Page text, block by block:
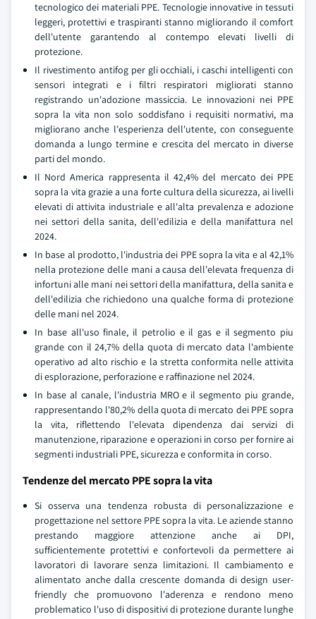
tecnologico dei materiali PPE. Tecnologie innovative in tessuti
leggeri, protettivi e traspiranti stanno migliorando il comfort
dell'utente garantendo al contempo elevati livelli di
protezione.
Il rivestimento antifog per gli occhiali, i caschi intelligenti con
sensori integrati e i filtri respiratori migliorati stanno
registrando un'adozione massiccia. Le innovazioni nei PPE
sopra la vita non solo soddisfano i requisiti normativi, ma
migliorano anche l'esperienza dell'utente, con conseguente
domanda a lungo termine e crescita del mercato in diverse
parti del mondo.
Il Nord America rappresenta il 42,4% del mercato dei PPE
sopra la vita grazie a una forte cultura della sicurezza, ai livelli
elevati di attivita industriale e all'alta prevalenza e adozione
nei settori della sanita, dell'edilizia e della manifattura nel
2024.
In base al prodotto, l'industria dei PPE sopra la vita e al 42,1%
nella protezione delle mani a causa dell'elevata frequenza di
infortuni alle mani nei settori della manifattura, della sanita e
dell'edilizia che richiedono una qualche forma di protezione
delle mani nel 2024.
In base all'uso finale, il petrolio e il gas e il segmento piu
grande con il 24,7% della quota di mercato data l'ambiente
operativo ad alto rischio e la stretta conformita nelle attivita
di esplorazione, perforazione e raffinazione nel 2024.
In base al canale, l'industria MRO e il segmento piu grande,
rappresentando l'80,2% della quota di mercato dei PPE sopra
la vita, riflettendo l'elevata dipendenza dai servizi di
manutenzione, riparazione e operazioni in corso per fornire ai
segmenti industriali PPE, sicurezza e conformita in corso.
Tendenze del mercato PPE sopra la vita
Si osserva una tendenza robusta di personalizzazione e
progettazione nel settore PPE sopra la vita. Le aziende stanno
prestando maggiore attenzione anche ai DPI,
sufficientemente protettivi e confortevoli da permettere ai
lavoratori di lavorare senza limitazioni. Il cambiamento e
alimentato anche dalla crescente domanda di design user-
friendly che promuovono l'aderenza e rendono meno
problematico l'uso di dispositivi di protezione durante lunghe